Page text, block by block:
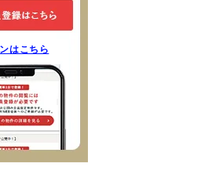
はこちら